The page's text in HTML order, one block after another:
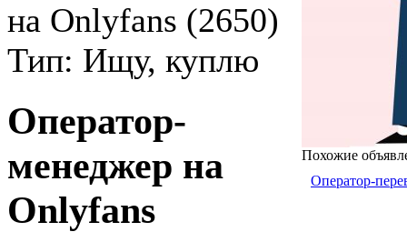
на Onlyfans (2650)
Тип: Ищу, куплю
Оператор-
менеджер на
Onlyfans
Похожие
Оператор-